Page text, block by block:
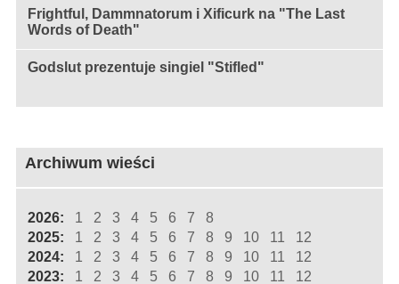
Frightful, Dammnatorum i Xificurk na "The Last
Words of Death"
Godslut prezentuje singiel "Stifled"
Archiwum wieści
2026: 1 2 3 4 5 6 7
8
2025:
1 2 3 4 5 6 7 8 9 10 11
12
2024:
1 2 3 4 5 6 7 8 9 10 11
12
2023:
1 2 3 4 5 6 7 8 9 10 11
12